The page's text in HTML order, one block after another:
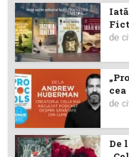
de
de
De